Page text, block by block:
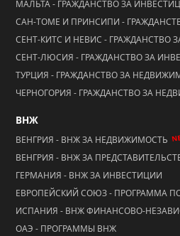
МАЛЬТА - ГРАЖДАНСТВО ЗА
САН-ТОМЕ И ПРИНСИПИ -
СЕНТ-КИТС И НЕВИС - ГРАЖДАНСТВО
СЕНТ-ЛЮСИЯ - ГРАЖДАНСТВО ЗА
ТУРЦИЯ - ГРАЖДАНСТВО ЗА
ЧЕРНОГОРИЯ - ГРАЖДАНСТВО ЗА
ВНЖ
ВЕНГРИЯ - ВНЖ ЗА НЕДВИЖИМОСТЬ
ВЕНГРИЯ - ВНЖ ЗА
ГЕРМАНИЯ - ВНЖ ЗА ИНВЕСТИЦИИ
ЕВРОПЕЙСКИЙ СОЮЗ - ПРОГРАММА
ИСПАНИЯ - ВНЖ ФИНАНСОВО-
ОАЭ - ПРОГРАММЫ ВНЖ